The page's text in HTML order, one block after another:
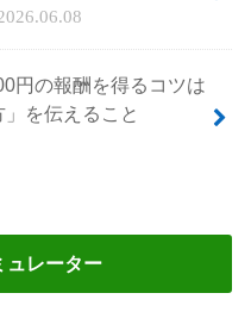
円の報酬を得るコツは
」を伝えること
ュレーター